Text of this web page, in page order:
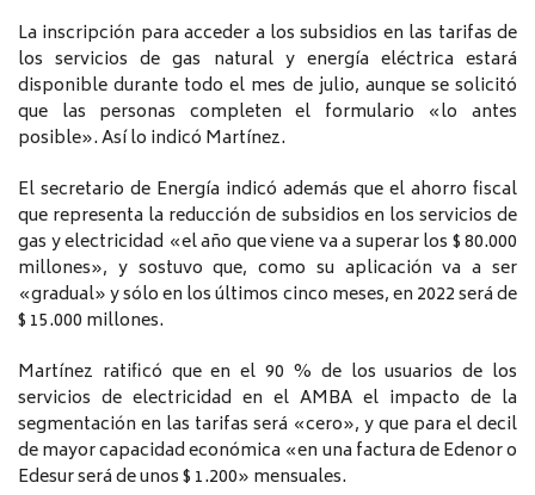
La inscripción para acceder a los subsidios en las tarifas de
los servicios de gas natural y energía eléctrica estará
disponible durante todo el mes de julio, aunque se solicitó
que las personas completen el formulario «lo antes
posible». Así lo indicó Martínez.
El secretario de Energía indicó además que el ahorro fiscal
que representa la reducción de subsidios en los servicios de
gas y electricidad «el año que viene va a superar los $ 80.000
millones», y sostuvo que, como su aplicación va a ser
«gradual» y sólo en los últimos cinco meses, en 2022 será de
$ 15.000 millones.
Martínez ratificó que en el 90 % de los usuarios de los
servicios de electricidad en el AMBA el impacto de la
segmentación en las tarifas será «cero», y que para el decil
de mayor capacidad económica «en una factura de Edenor o
Edesur será de unos $ 1.200» mensuales.